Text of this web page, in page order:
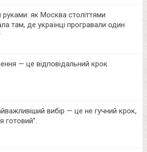
як Москва століттями
там, де українці програвали один
— це відповідальний крок
вибір — це не гучний крок,
готовий”.